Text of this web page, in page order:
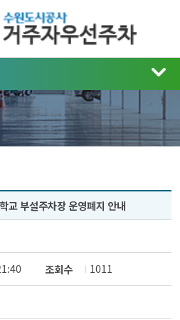
교 부설주차장 운영폐지 안내
조회수 1011